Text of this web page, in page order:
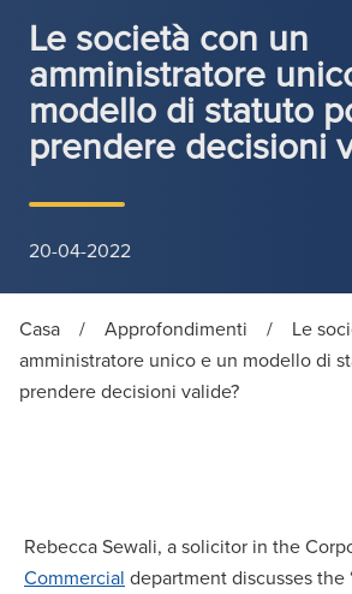
Le società con un
amministratore
modello di statuto
prendere decisioni
20-04-2022
Casa / Approfondimenti /
Le
amministratore unico e un modello di
prendere decisioni valide?
Rebecca Sewali, a solicitor in the
Commercial department discusses the